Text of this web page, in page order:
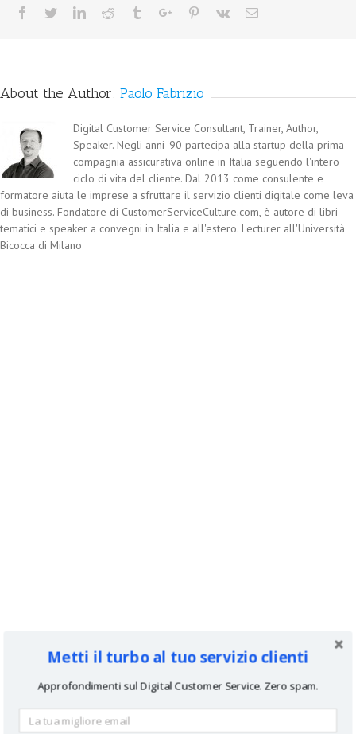
About the Author: Paolo Fabrizio
Digital Customer Service Consultant, Trainer, Author,
Speaker. Negli anni '90 partecipa alla startup della prima
compagnia assicurativa online in Italia seguendo l'intero
ciclo di vita del cliente. Dal 2013 come consulente e
formatore aiuta le imprese a sfruttare il servizio clienti digitale come leva
di business. Fondatore di CustomerServiceCulture.com, è autore di libri
tematici e speaker a convegni in Italia e all'estero. Lecturer all'Università
Bicocca di Milano
Metti il turbo al tuo servizio clienti
Approfondimenti sul Digital Customer Service. Zero spam.